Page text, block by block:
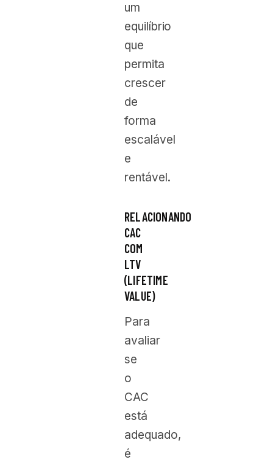
um
equilíbrio
que
permita
crescer
de
forma
escalável
e
rentável.
RELACIONANDO
CAC
COM
LTV
(LIFETIME
VALUE)
Para
avaliar
se
o
CAC
está
adequado,
é